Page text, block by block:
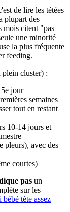
de lire les tétées
plupart des
mois citent "pas
une minorité
la plus fréquente
feeding.
plein cluster) :
jour
semaines
tout en restant
10-14 jours et
pleurs), avec des
courtes)
pas un
sur les
tète assez